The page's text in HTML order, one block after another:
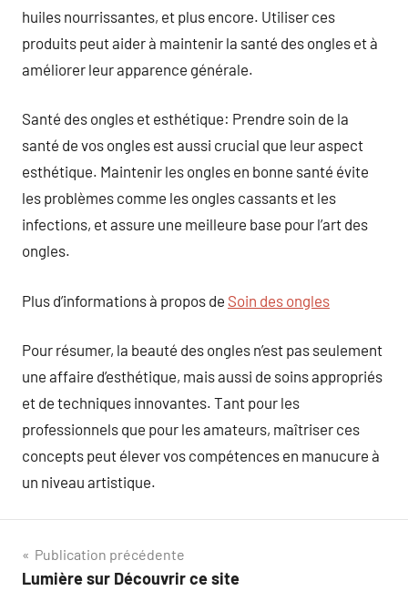
huiles nourrissantes, et plus encore. Utiliser ces
produits peut aider à maintenir la santé des ongles et à
améliorer leur apparence générale.
Santé des ongles et esthétique: Prendre soin de la
santé de vos ongles est aussi crucial que leur aspect
esthétique. Maintenir les ongles en bonne santé évite
les problèmes comme les ongles cassants et les
infections, et assure une meilleure base pour l’art des
ongles.
Plus d’informations à propos de Soin des ongles
Pour résumer, la beauté des ongles n’est pas seulement
une affaire d’esthétique, mais aussi de soins appropriés
et de techniques innovantes. Tant pour les
professionnels que pour les amateurs, maîtriser ces
concepts peut élever vos compétences en manucure à
un niveau artistique.
Navigation
Publication précédente
Lumière sur Découvrir ce site